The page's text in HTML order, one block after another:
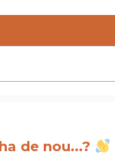
de nou...?